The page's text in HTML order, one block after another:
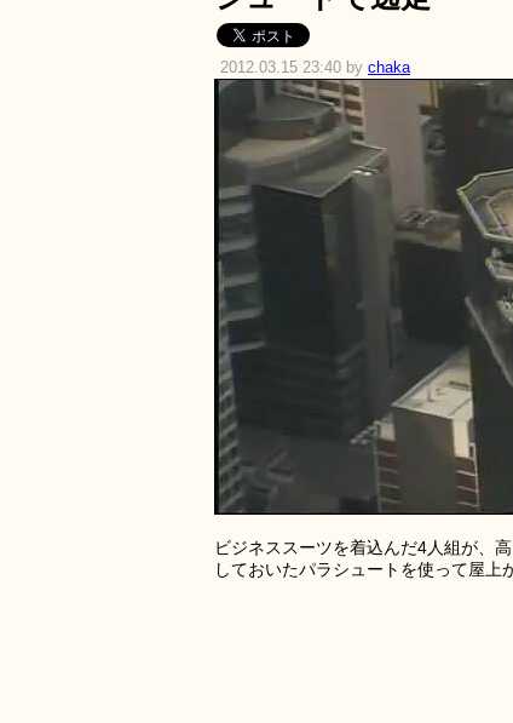
2012.03.15 23:40 by chaka
ビジネススーツを着込んだ4人組が、
しておいたパラシュートを使って屋上